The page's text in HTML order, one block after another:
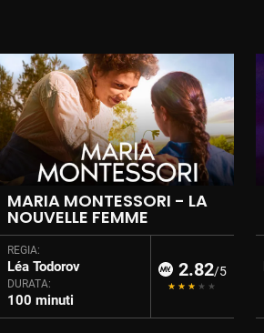
MARIA MONTESSORI - LA
NOUVELLE FEMME
REGIA:
Léa Todorov
DURATA:
100 minuti
2.82/5